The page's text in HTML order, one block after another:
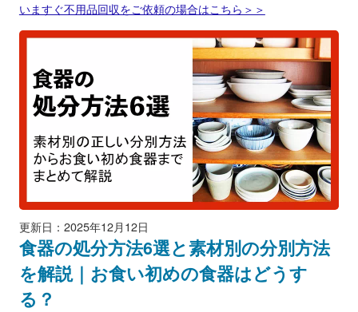
いますぐ不用品回収をご依頼の場合はこちら＞＞
更新日：2025年12月12日
食器の処分方法6選と素材別の分別方法
を解説｜お食い初めの食器はどうす
る？